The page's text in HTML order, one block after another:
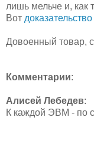
лишь мельче и, как
Вот доказательство
Довоенный товар,
Комментарии:
Алисей Лебедев:
К каждой ЭВМ - по